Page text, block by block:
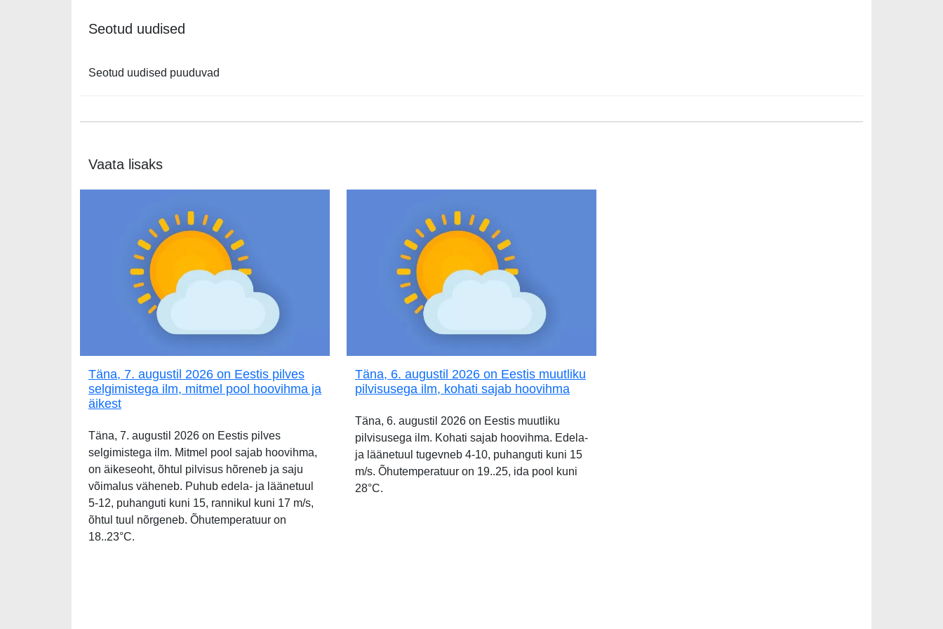
Seotud uudised
Seotud uudised puuduvad
Vaata lisaks
Täna, 7. augustil 2026 on Eestis pilves
selgimistega ilm, mitmel pool hoovihma ja
äikest
Täna, 7. augustil 2026 on Eestis pilves
selgimistega ilm. Mitmel pool sajab hoovihma,
on äikeseoht, õhtul pilvisus hõreneb ja saju
võimalus väheneb. Puhub edela- ja läänetuul
5-12, puhanguti kuni 15, rannikul kuni 17 m/s,
õhtul tuul nõrgeneb. Õhutemperatuur on
18..23°C.
Täna, 6. augustil 2026 on Eestis muutliku
pilvisusega ilm, kohati sajab hoovihma
Täna, 6. augustil 2026 on Eestis muutliku
pilvisusega ilm. Kohati sajab hoovihma. Edela-
ja läänetuul tugevneb 4-10, puhanguti kuni 15
m/s. Õhutemperatuur on 19..25, ida pool kuni
28°C.